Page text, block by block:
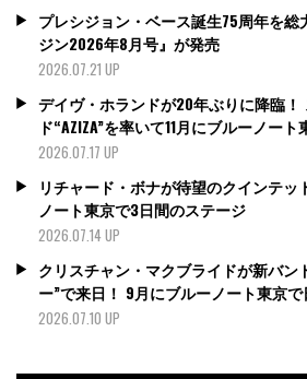
プレシジョン・ベース誕生75周年を
ジン2026年8月号』が発売
2026.07.21 UP
デイヴ・ホランドが20年ぶりに降臨！
ド“AZIZA”を率いて11月にブルーノー
2026.07.17 UP
リチャード・ボナが待望のクインテッ
ノート東京で3日間のステージ
2026.07.14 UP
クリスチャン・マクブライドが新バン
ー”で来日！ 9月にブルーノート東京
2026.07.10 UP